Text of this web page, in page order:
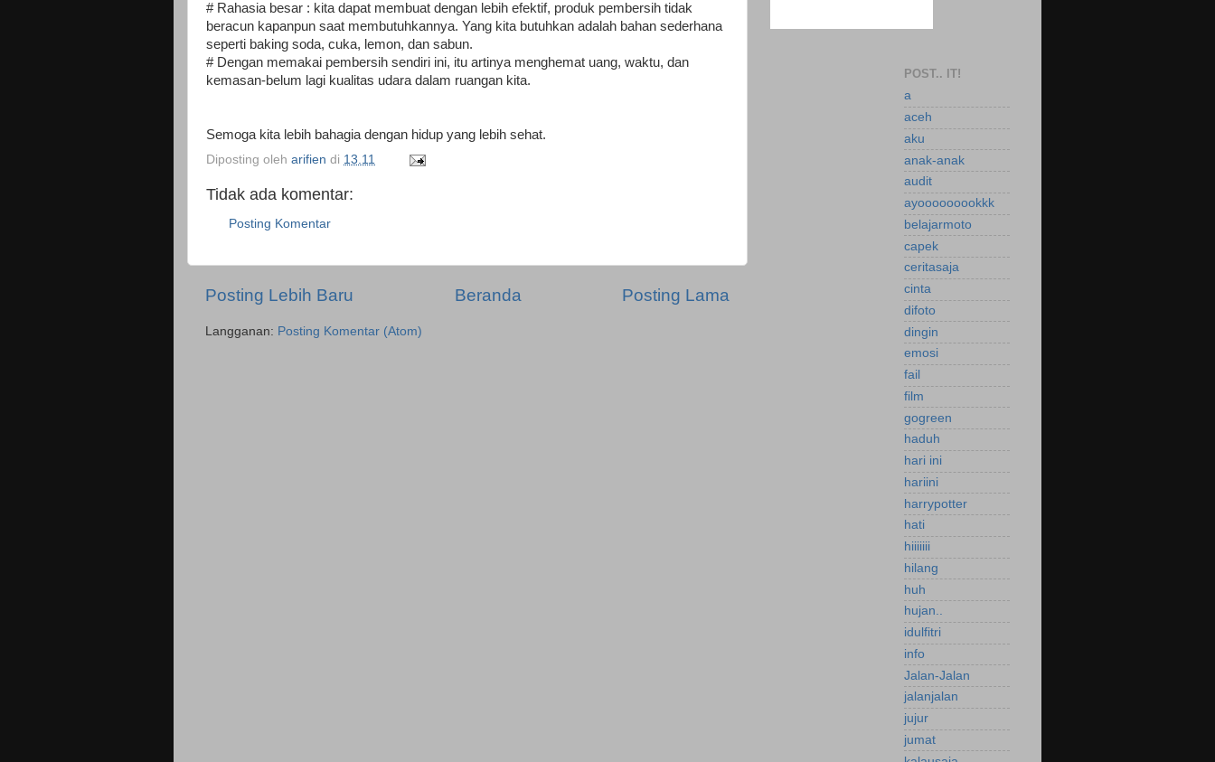
# Rahasia besar : kita dapat membuat dengan lebih efektif, produk pembersih tidak
beracun kapanpun saat membutuhkannya. Yang kita butuhkan adalah bahan sederhana
seperti baking soda, cuka, lemon, dan sabun.
# Dengan memakai pembersih sendiri ini, itu artinya menghemat uang, waktu, dan
kemasan-belum lagi kualitas udara dalam ruangan kita.
Semoga kita lebih bahagia dengan hidup yang lebih sehat.
Diposting oleh arifien di 13.11
Tidak ada komentar:
Posting Komentar
Posting Lebih Baru Posting Lama
Beranda
Langganan: Posting Komentar (Atom)
POST.. IT!
a
aceh
aku
anak-anak
audit
ayooooooookkk
belajarmoto
capek
ceritasaja
cinta
difoto
dingin
emosi
fail
film
gogreen
haduh
hari ini
hariini
harrypotter
hati
hiiiiiii
hilang
huh
hujan..
idulfitri
info
Jalan-Jalan
jalanjalan
jujur
jumat